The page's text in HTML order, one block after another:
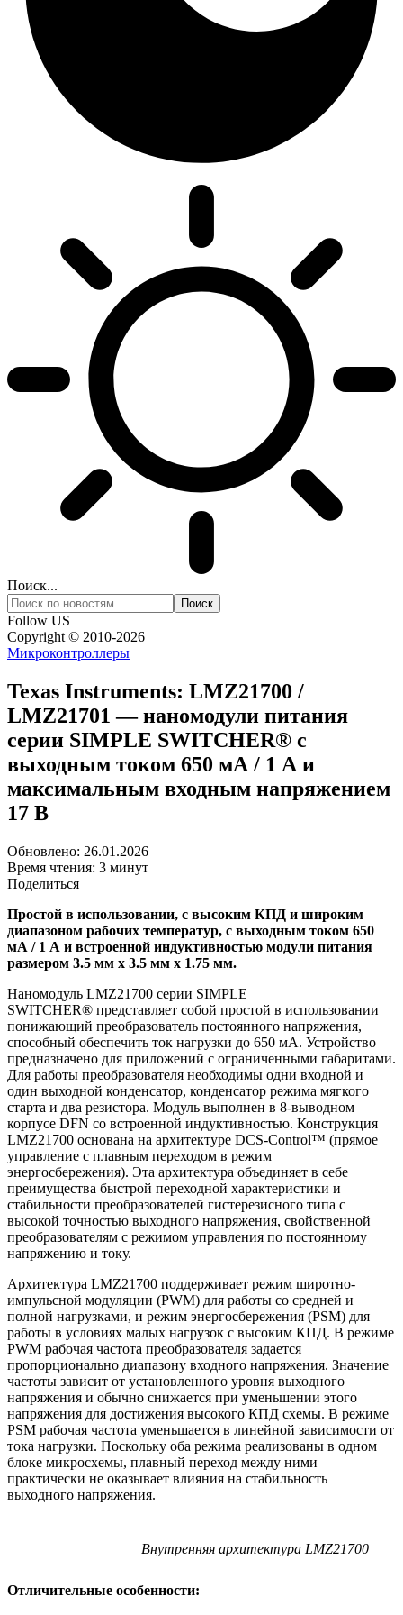
Поиск...
Follow US
Copyright © 2010-2026
Микроконтроллеры
Texas Instruments: LMZ21700 /
LMZ21701 — наномодули питания
серии SIMPLE SWITCHER® с
выходным током 650 мА / 1 А и
максимальным входным напряжением
17 В
Обновлено: 26.01.2026
Время чтения: 3 минут
Поделиться
Простой в использовании, с высоким КПД и широким
диапазоном рабочих температур, с выходным током 650
мА / 1 А и встроенной индуктивностью модули питания
размером 3.5 мм x 3.5 мм x 1.75 мм.
Наномодуль LMZ21700 серии SIMPLE
SWITCHER® представляет собой простой в использовании
понижающий преобразователь постоянного напряжения,
способный обеспечить ток нагрузки до 650 мА. Устройство
предназначено для приложений с ограниченными габаритами.
Для работы преобразователя необходимы одни входной и
один выходной конденсатор, конденсатор режима мягкого
старта и два резистора. Модуль выполнен в 8-выводном
корпусе DFN со встроенной индуктивностью. Конструкция
LMZ21700 основана на архитектуре DCS-Control™ (прямое
управление с плавным переходом в режим
энергосбережения). Эта архитектура объединяет в себе
преимущества быстрой переходной характеристики и
стабильности преобразователей гистерезисного типа с
высокой точностью выходного напряжения, свойственной
преобразователям с режимом управления по постоянному
напряжению и току.
Архитектура LMZ21700 поддерживает режим широтно-
импульсной модуляции (PWM) для работы со средней и
полной нагрузками, и режим энергосбережения (PSM) для
работы в условиях малых нагрузок с высоким КПД. В режиме
PWM рабочая частота преобразователя задается
пропорционально диапазону входного напряжения. Значение
частоты зависит от установленного уровня выходного
напряжения и обычно снижается при уменьшении этого
напряжения для достижения высокого КПД схемы. В режиме
PSM рабочая частота уменьшается в линейной зависимости от
тока нагрузки. Поскольку оба режима реализованы в одном
блоке микросхемы, плавный переход между ними
практически не оказывает влияния на стабильность
выходного напряжения.
Внутренняя архитектура LMZ21700
Отличительные особенности: